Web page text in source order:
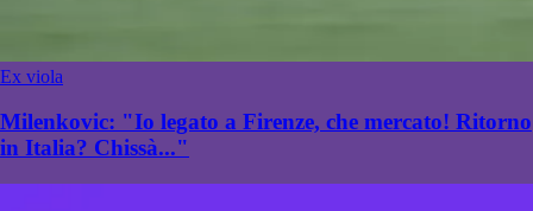
Ex viola
Milenkovic: "Io legato a Firenze, che mercato! Ritorno
in Italia? Chissà..."